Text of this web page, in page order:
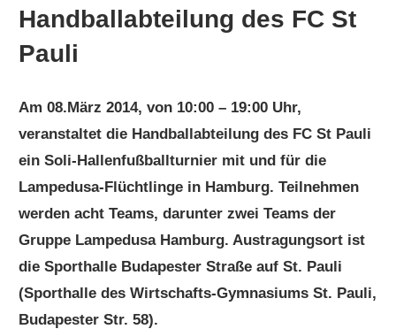
Handballabteilung des FC St
Pauli
Am 08.März 2014, von 10:00 – 19:00 Uhr,
veranstaltet die Handballabteilung des FC St Pauli
ein Soli-Hallenfußballturnier mit und für die
Lampedusa-Flüchtlinge in Hamburg. Teilnehmen
werden acht Teams, darunter zwei Teams der
Gruppe Lampedusa Hamburg. Austragungsort ist
die Sporthalle Budapester Straße auf St. Pauli
(Sporthalle des Wirtschafts-Gymnasiums St. Pauli,
Budapester Str. 58).